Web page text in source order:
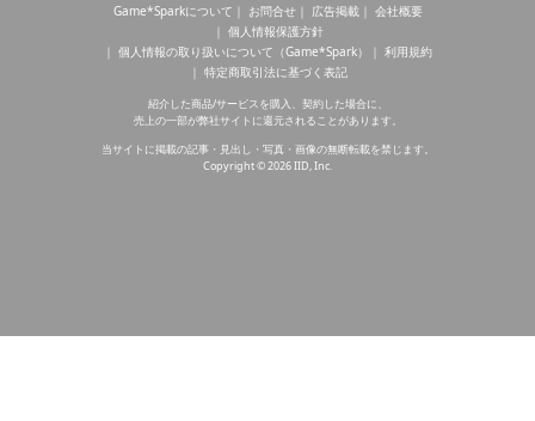
Game*Sparkについて お問合せ 広告掲載
会社概要
個人情報保護方針
個人情報の取り扱いについて（Game*Spark）
利用規約
特定商取引法に基づく表記
紹介した商品/サービスを購入、契約した場合に、
売上の一部が弊社サイトに還元されることがあります。
当サイトに掲載の記事・見出し・写真・画像の無断転載を禁じます。
Copyright © 2026 IID, Inc.